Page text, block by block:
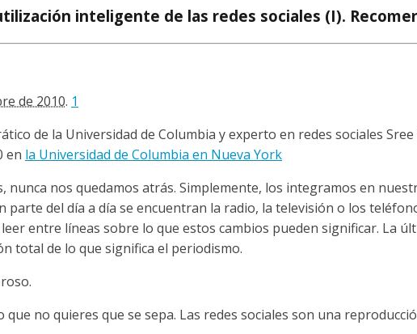
inteligente de las redes sociales (I).
de 2010. 1
de la Universidad de Columbia y experto en redes sociales Sree
en la Universidad de Columbia en Nueva York
nunca nos quedamos atrás. Simplemente, los integramos en
del día a día se encuentran la radio, la televisión o los
entre líneas sobre lo que estos cambios pueden significar. La
total de lo que significa el periodismo.
que no quieres que se sepa. Las redes sociales son una